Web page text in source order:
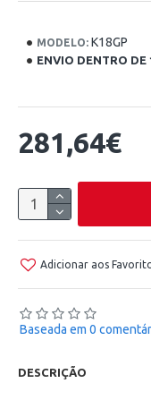
MODELO: K18GP
ENVIO DENTRO DE
Baseada em 0
281,64€
Adicionar aos
DESCRIÇÃO